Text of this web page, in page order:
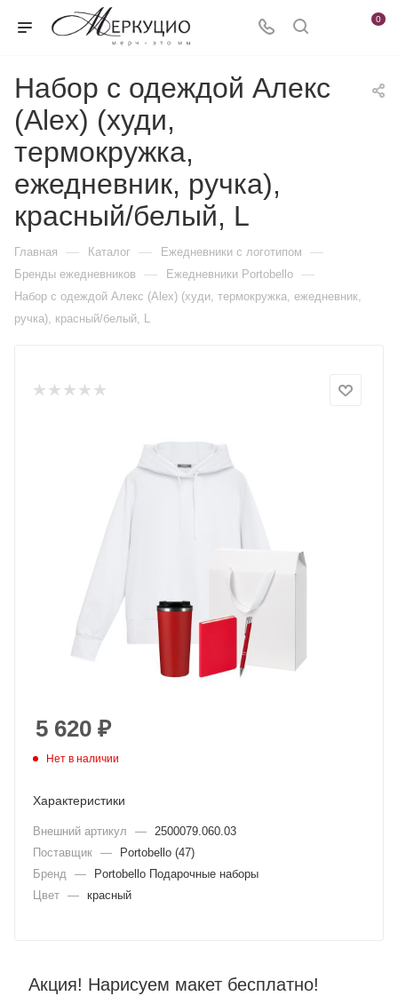
0
Набор с одеждой Алекс
(Alex) (худи,
термокружка,
ежедневник, ручка),
красный/белый, L
Главная — Каталог — Ежедневники c логотипом —
Бренды ежедневников — Ежедневники Portobello —
Набор с одеждой Алекс (Alex) (худи, термокружка, ежедневник,
ручка), красный/белый, L
5 620 ₽
Нет в наличии
Характеристики
Внешний артикул —
2500079.060.03
Поставщик —
Portobello (47)
Бренд
—
Portobello Подарочные наборы
Цвет — красный
Акция! Нарисуем макет бесплатно!